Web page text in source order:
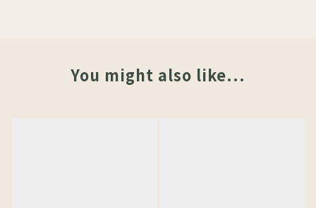
You might also like...